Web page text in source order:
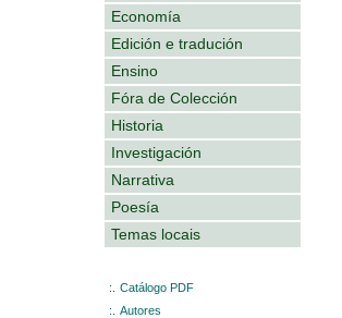
Economía
Edición e tradución
Ensino
Fóra de Colección
Historia
Investigación
Narrativa
Poesía
Temas locais
:.
Catálogo PDF
:.
Autores